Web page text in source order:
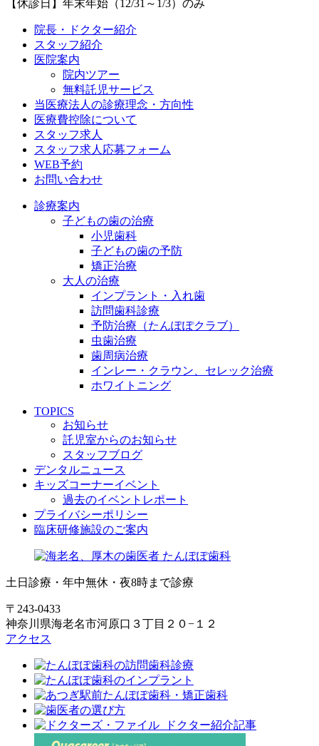
【休診日】 年末年始（12/31～1/3）のみ
院長・ドクター紹介
スタッフ紹介
医院案内
院内ツアー
無料託児サービス
当医療法人の診療理念・方向性
医療費控除について
スタッフ求人
スタッフ求人応募フォーム
WEB予約
お問い合わせ
診療案内
子どもの歯の治療
小児歯科
子どもの歯の予防
矯正治療
大人の治療
インプラント・入れ歯
訪問歯科診療
予防治療（たんぽぽクラブ）
虫歯治療
歯周病治療
インレー・クラウン、セレック治療
ホワイトニング
TOPICS
お知らせ
託児室からのお知らせ
スタッフブログ
デンタルニュース
キッズコーナーイベント
過去のイベントレポート
プライバシーポリシー
臨床研修施設のご案内
土日診療・年中無休・夜8時まで診療
〒243-0433
神奈川県海老名市河原口３丁目２０−１２
アクセス